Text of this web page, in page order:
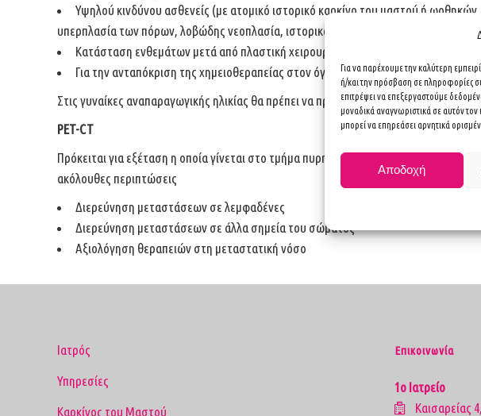
Για να παρέχουμε την καλύτερη
ή/και την πρόσβαση σε πληροφορίες
επιτρέψει να επεξεργαστούμε
μοναδικά αναγνωριστικά σε αυτόν
μπορεί να επηρεάσει αρνητικά
Αποδοχή
Υψηλού κινδύνου ασθενείς (με ατομικό ιστορικό καρκίνο του μαστού ή
υπερπλασία των πόρων, λοβώδης νεοπλασία, ιστορικό ακτινοβόλησης θώρακα σε
Κατάσταση ενθεμάτων μετά από πλαστική χειρουργική
Για την ανταπόκριση της χημειοθεραπείας στον όγκο κατά την εισαγωγική
Στις γυναίκες αναπαραγωγικής ηλικίας θα πρέπει να προγραμματίζεται μεταξύ 7ης
PET-CT
Πρόκειται για εξέταση η οποία γίνεται στο τμήμα πυρηνικής ιατρικής.
ακόλουθες περιπτώσεις
Διερεύνηση μεταστάσεων σε λεμφαδένες
Διερεύνηση μεταστάσεων σε άλλα σημεία του σώματος
Αξιολόγηση θεραπειών στη μεταστατική νόσο
Ιατρός
Υπηρεσίες
Καρκίνος του Μαστού
Επικοινωνία
1ο Ιατρείο
Καισαρείας